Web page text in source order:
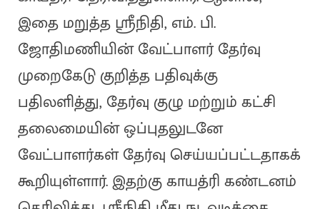
இதை மறுத்த ஸ்ரீநிதி, எம். பி.
ஜோதிமணியின் வேட்பாளர் தேர்வு
முறைகேடு குறித்த பதிவுக்கு
பதிலளித்து, தேர்வு குழு மற்றும் கட்சி
தலைமையின் ஒப்புதலுடனே
வேட்பாளர்கள் தேர்வு செய்யப்பட்டதாகக்
கூறியுள்ளார். இதற்கு காயத்ரி கண்டனம்